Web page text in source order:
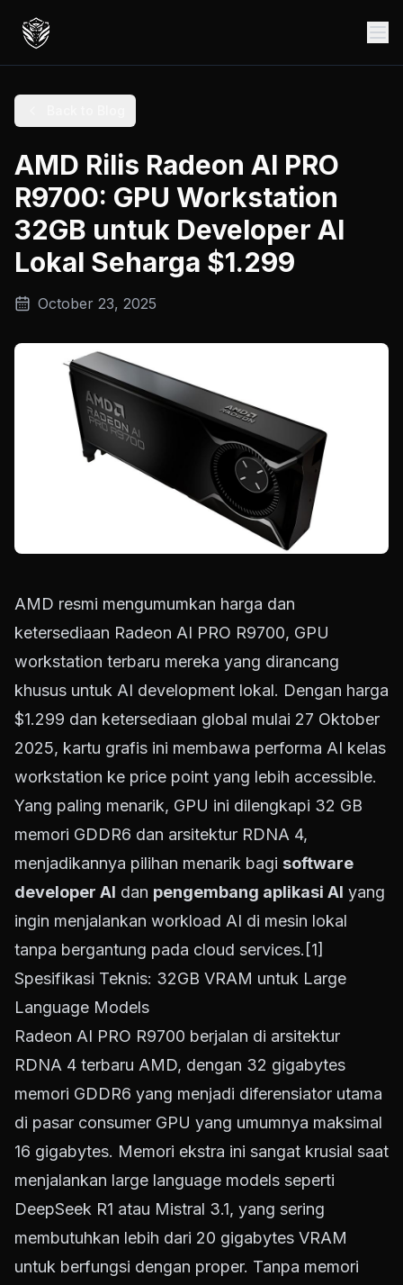
AMD Rilis Radeon AI PRO
R9700: GPU Workstation
32GB untuk Developer AI
Lokal Seharga $1.299
October 23, 2025
AMD resmi mengumumkan harga dan
ketersediaan Radeon AI PRO R9700, GPU
workstation terbaru mereka yang dirancang
khusus untuk AI development lokal. Dengan harga
$1.299 dan ketersediaan global mulai 27 Oktober
2025, kartu grafis ini membawa performa AI kelas
workstation ke price point yang lebih accessible.
Yang paling menarik, GPU ini dilengkapi 32 GB
memori GDDR6 dan arsitektur RDNA 4,
menjadikannya pilihan menarik bagi software
developer AI dan pengembang aplikasi AI yang
ingin menjalankan workload AI di mesin lokal
tanpa bergantung pada cloud services. [1]
Spesifikasi Teknis: 32GB VRAM untuk Large
Language Models
Radeon AI PRO R9700 berjalan di arsitektur
RDNA 4 terbaru AMD, dengan 32 gigabytes
memori GDDR6 yang menjadi diferensiator utama
di pasar consumer GPU yang umumnya maksimal
16 gigabytes. Memori ekstra ini sangat krusial saat
menjalankan large language models seperti
DeepSeek R1 atau Mistral 3.1, yang sering
membutuhkan lebih dari 20 gigabytes VRAM
untuk berfungsi dengan proper. Tanpa memori